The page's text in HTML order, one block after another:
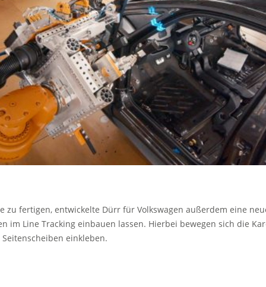
zu fertigen, entwickelte Dürr für Volkswagen außerdem eine
im Line Tracking einbauen lassen. Hierbei bewegen sich die
einkleben.